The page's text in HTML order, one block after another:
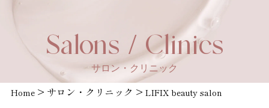
Salons /
Clinics
取扱店舗一覧
News
お知らせ
Salons / Clinics
サロン・クリニック
Home > サロン・クリニック > LIFIX beauty salon